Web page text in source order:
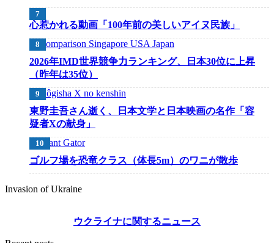
心惹かれる動画「100年前の美しいアイヌ民族」
2026年IMD世界競争力ランキング、日本30位に上昇
（昨年は35位）
東野圭吾さん逝く、日本文学と日本映画の名作「容
疑者Xの献身」
ゴルフ場を恐竜クラス（体長5m）のワニが散歩
Invasion of Ukraine
ウクライナに関するニュース